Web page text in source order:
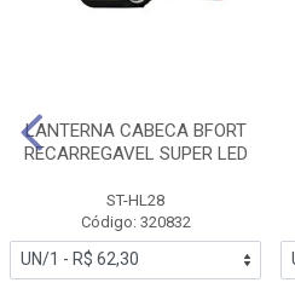
LANTERNA CABECA BFORT
RECARREGAVEL SUPER LED
ST-HL28
Código: 320832